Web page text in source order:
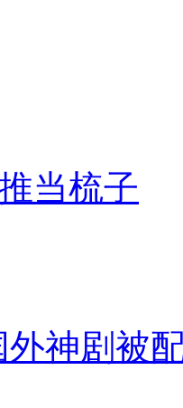
当梳子
神剧被